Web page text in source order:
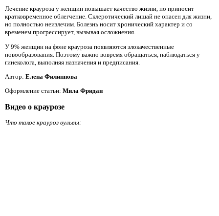
Лечение крауроза у женщин повышает качество жизни, но приносит
кратковременное облегчение. Склеротический лишай не опасен для жизни,
но полностью неизлечим. Болезнь носит хронический характер и со
временем прогрессирует, вызывая осложнения.
У 9% женщин на фоне крауроза появляются злокачественные
новообразования. Поэтому важно вовремя обращаться, наблюдаться у
гинеколога, выполняя назначения и предписания.
Автор: Елена Филиппова
Оформление статьи: Мила Фридан
Видео о краурозе
Что такое крауроз вульвы: